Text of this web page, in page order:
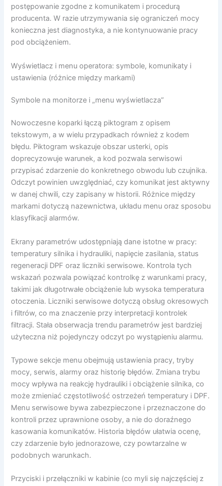
postępowanie zgodne z komunikatem i procedurą
producenta. W razie utrzymywania się ograniczeń mocy
konieczna jest diagnostyka, a nie kontynuowanie pracy
pod obciążeniem.
Wyświetlacz i menu operatora: symbole, komunikaty i
ustawienia (różnice między markami)
Symbole na monitorze i „menu wyświetlacza”
Nowoczesne koparki łączą piktogram z opisem
tekstowym, a w wielu przypadkach również z kodem
błędu. Piktogram wskazuje obszar usterki, opis
doprecyzowuje warunek, a kod pozwala serwisowi
przypisać zdarzenie do konkretnego obwodu lub czujnika.
Odczyt powinien uwzględniać, czy komunikat jest aktywny
w danej chwili, czy zapisany w historii. Różnice między
markami dotyczą nazewnictwa, układu menu oraz sposobu
klasyfikacji alarmów.
Ekrany parametrów udostępniają dane istotne w pracy:
temperatury silnika i hydrauliki, napięcie zasilania, status
regeneracji DPF oraz liczniki serwisowe. Kontrola tych
wskazań pozwala powiązać kontrolkę z warunkami pracy,
takimi jak długotrwałe obciążenie lub wysoka temperatura
otoczenia. Liczniki serwisowe dotyczą obsług okresowych
i filtrów, co ma znaczenie przy interpretacji kontrolek
filtracji. Stała obserwacja trendu parametrów jest bardziej
użyteczna niż pojedynczy odczyt po wystąpieniu alarmu.
Typowe sekcje menu obejmują ustawienia pracy, tryby
mocy, serwis, alarmy oraz historię błędów. Zmiana trybu
mocy wpływa na reakcję hydrauliki i obciążenie silnika, co
może zmieniać częstotliwość ostrzeżeń temperatury i DPF.
Menu serwisowe bywa zabezpieczone i przeznaczone do
kontroli przez uprawnione osoby, a nie do doraźnego
kasowania komunikatów. Historia błędów ułatwia ocenę,
czy zdarzenie było jednorazowe, czy powtarzalne w
podobnych warunkach.
Przyciski i przełączniki w kabinie (co myli się najczęściej z